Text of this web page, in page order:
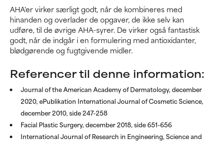
AHA'er virker særligt godt, når de kombineres med
hinanden og overlader de opgaver, de ikke selv kan
udføre, til de øvrige AHA-syrer. De virker også fantastisk
godt, når de indgår i en formulering med antioxidanter,
blødgørende og fugtgivende midler.
Referencer til denne information:
Journal of the American Academy of Dermatology, december
2020, ePublikation International Journal of Cosmetic Science,
december 2010, side 247-258
Facial Plastic Surgery, december 2018, side 651-656
International Journal of Research in Engineering, Science and